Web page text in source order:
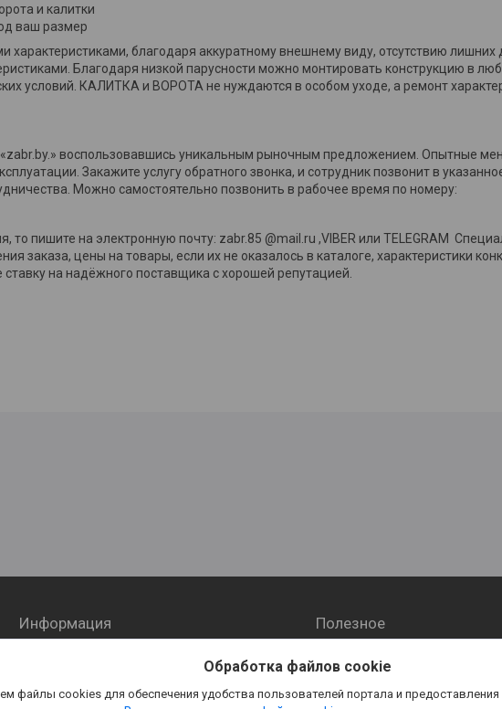
и калитки
ваш размер
характеристиками, благодаря аккуратному внешнему виду, отсутствию лишних
Благодаря низкой парусности можно монтировать конструкцию в
условий. КАЛИТКА и ВОРОТА не нуждаются в особом уходе, а ремонт
воспользовавшись уникальным рыночным предложением. Опытные
Закажите услугу обратного звонка, и сотрудник позвонит в
Можно самостоятельно позвонить в рабочее время по номеру:
то пишите на электронную почту: zabr.85 @mail.ru ,VIBER или TELEGRAM
заказа, цены на товары, если их не оказалось в каталоге, характеристики
на надёжного поставщика с хорошей репутацией.
Информация Полезное
Отзывы
Обработка файлов cookie
файлы cookies для обеспечения удобства пользователей портала и